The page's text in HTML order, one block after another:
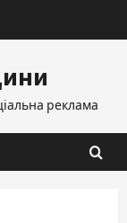
реклама